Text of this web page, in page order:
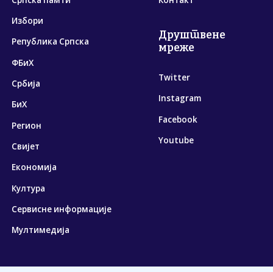
Избори
Република Српска
ФБиХ
Србија
БиХ
Регион
Свијет
Економија
Култура
Сервисне информације
Мултимедија
Друштвене
мреже
Twitter
Instagram
Facebook
Youtube